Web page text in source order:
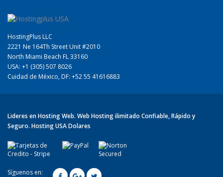
HostingPlus LLC
2221 Ne 164Th Street Unit #2010
North Miami Beach FL 33160
USA: +1 (305) 507 8026
Cuidad de México, DF: +52 55 41616883
Lideres en Hosting Web. Web Hosting ilimitado Confiable, Rápido y
Seguro. Hosting USA Dolares
Síguenos en: